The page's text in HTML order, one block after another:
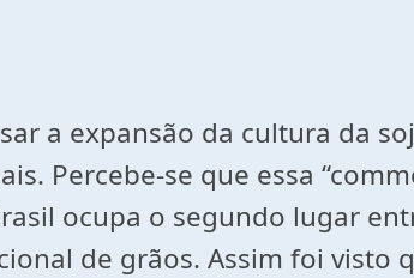
a expansão da cultura da
Percebe-se que essa
ocupa o segundo lugar
de grãos. Assim foi visto